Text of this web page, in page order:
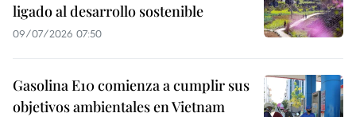
ligado al desarrollo sostenible
09/07/2026 07:50
Gasolina E10 comienza a cumplir sus
objetivos ambientales en Vietnam